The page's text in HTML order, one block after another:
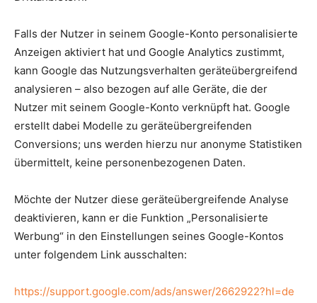
Falls der Nutzer in seinem Google-Konto personalisierte
Anzeigen aktiviert hat und Google Analytics zustimmt,
kann Google das Nutzungsverhalten geräteübergreifend
analysieren – also bezogen auf alle Geräte, die der
Nutzer mit seinem Google-Konto verknüpft hat. Google
erstellt dabei Modelle zu geräteübergreifenden
Conversions; uns werden hierzu nur anonyme Statistiken
übermittelt, keine personenbezogenen Daten.
Möchte der Nutzer diese geräteübergreifende Analyse
deaktivieren, kann er die Funktion „Personalisierte
Werbung“ in den Einstellungen seines Google-Kontos
unter folgendem Link ausschalten:
https://support.google.com/ads/answer/2662922?hl=de